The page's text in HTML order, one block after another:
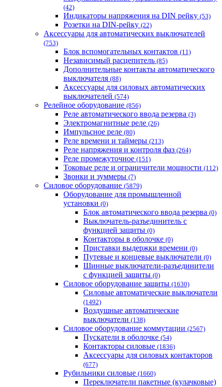
(42)
Индикаторы напряжения на DIN рейку (53)
Розетки на DIN-рейку (22)
Аксессуары для автоматических выключателей
(753)
Блок вспомогательных контактов (11)
Независимый расцепитель (85)
Дополнительные контакты автоматического
выключателя (88)
Аксессуары для силовых автоматических
выключателей (574)
Релейное оборудование (856)
Реле автоматического ввода резерва (3)
Электромагнитные реле (26)
Импульсное реле (80)
Реле времени и таймеры (213)
Реле напряжения и контроля фаз (264)
Реле промежуточное (151)
Токовые реле и ограничители мощности (112)
Звонки и зуммеры (7)
Силовое оборудование (5879)
Оборудование для промышленной
установки (0)
Блок автоматического ввода резерва (0)
Выключатель-разъединитель с
функцией защиты (0)
Контакторы в оболочке (0)
Приставки выдержки времени (0)
Путевые и концевые выключатели (0)
Шинные выключатели-разъединители
с функцией защиты (0)
Силовое оборудование защиты (1630)
Силовые автоматические выключатели
(1492)
Воздушные автоматические
выключатели (138)
Силовое оборудование коммутации (2567)
Пускатели в оболочке (54)
Контакторы силовые (1836)
Аксессуары для силовых контакторов
(677)
Рубильники силовые (1660)
Переключатели пакетные (кулачковые)